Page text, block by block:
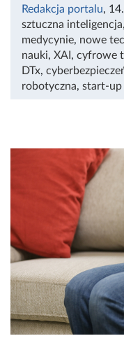
Redakcja portalu,
sztuczna inteligencja,
medycynie, nowe
nauki, XAI , cyfrowe
DTx,
robotyczna, start-up